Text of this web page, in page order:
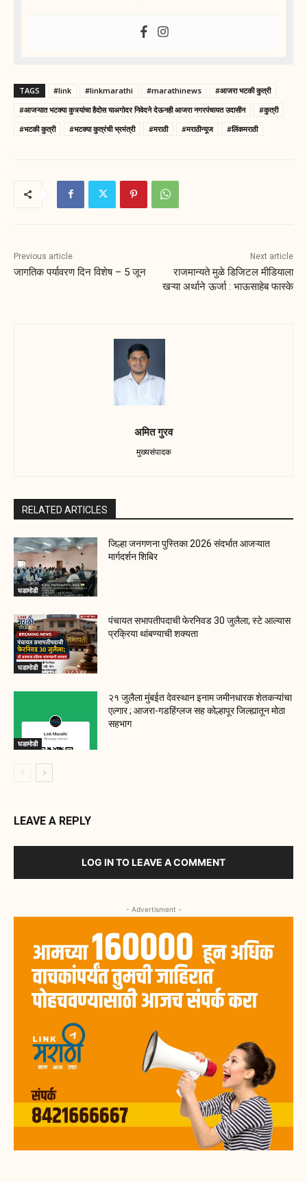
TAGS #link #linkmarathi #marathinews
#आजरा भटकी कुत्री
#आजऱ्यात भटक्या कुत्र्यांचा हैदोस याअगोदर निवेदने देऊनही आजरा नगरपंचायत उदासीन
#कुत्री
#भटकी कुत्री
#भटक्या कुत्रंची भ्रमंत्री #मराठी #मराठीन्यूज #लिंकमराठी
Previous article
जागतिक पर्यावरण दिन विशेष – 5 जून
Next article
राजमान्यते मुळे डिजिटल मीडियाला
खऱ्या अर्थाने ऊर्जा : भाऊसाहेब फास्के
अमित गुरव
मुख्यसंपादक
RELATED ARTICLES
घडामोडी
जिल्हा जनगणना पुस्तिका 2026 संदर्भात आजऱ्यात
मार्गदर्शन शिबिर
घडामोडी
पंचायत सभापतीपदाची फेरनिवड 30 जुलैला; स्टे आल्यास
प्रक्रिया थांबण्याची शक्यता
घडामोडी
२१ जुलैला मुंबईत देवस्थान इनाम जमीनधारक शेतकऱ्यांचा
एल्गार ; आजरा-गडहिंग्लज सह कोल्हापूर जिल्ह्यातून मोठा
सहभाग
LEAVE A REPLY
LOG IN TO LEAVE A COMMENT
- Advertisment -